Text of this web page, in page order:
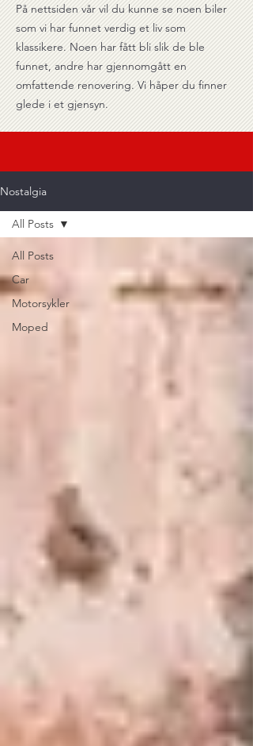
På nettsiden vår vil du kunne se noen biler
som vi har funnet verdig et liv som
klassikere. Noen har fått bli slik de ble
funnet, andre har gjennomgått en
omfattende renovering. Vi håper du finner
glede i et gjensyn.
Nostalgia
All Posts
Car
Motorsykler
Moped
All Posts